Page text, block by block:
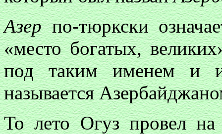
Азерпо-тюркски
«место богатых,
под таким именем и
называется
То лето Огуз провел